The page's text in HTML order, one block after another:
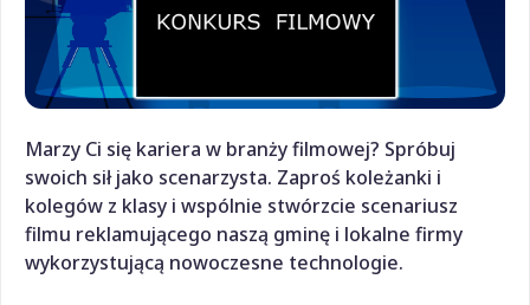
Marzy Ci się kariera w branży filmowej? Spróbuj
swoich sił jako scenarzysta. Zaproś koleżanki i
kolegów z klasy i wspólnie stwórzcie scenariusz
filmu reklamującego naszą gminę i lokalne firmy
wykorzystującą nowoczesne technologie.